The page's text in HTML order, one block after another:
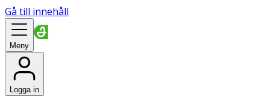
Gå till innehåll
Meny
Logga in